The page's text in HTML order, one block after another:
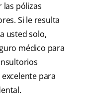
pólizas
Si le resulta
usted solo,
médico para
para